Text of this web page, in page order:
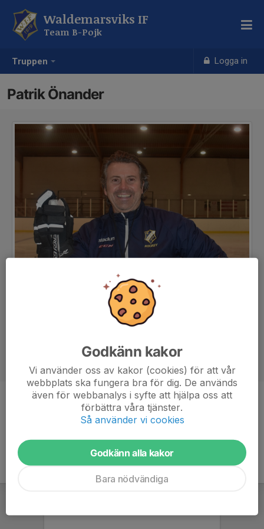
Truppen Logga in
Waldemarsviks IF
Team B-Pojk
Patrik Önander
Assisterande tränare
Godkänn kakor
Vi använder oss av kakor (cookies) för att vår
webbplats ska fungera bra för dig. De används
även för webbanalys i syfte att hjälpa oss att
förbättra våra tjänster.
Så använder vi cookies
Godkänn alla kakor
Bara nödvändiga